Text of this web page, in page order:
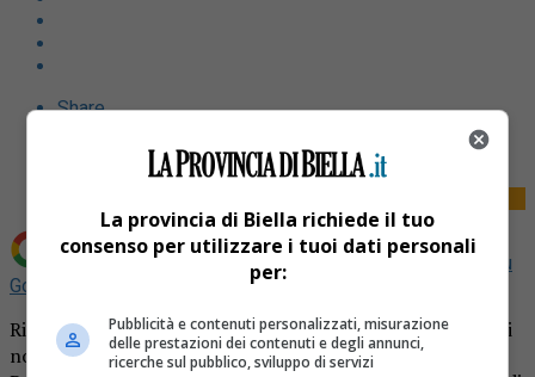
Share
Aggiungi La Provincia di Biella come
Fonte preferita su
Google
Ricordiamo i nostri cari defunti. Un pensiero d’amore per i
nostri cari defunti, la pagina dei necrologi del giornale La
La provincia di Biella richiede il tuo
consenso per utilizzare i tuoi dati personali
per:
Pubblicità e contenuti personalizzati, misurazione
delle prestazioni dei contenuti e degli annunci,
ricerche sul pubblico, sviluppo di servizi